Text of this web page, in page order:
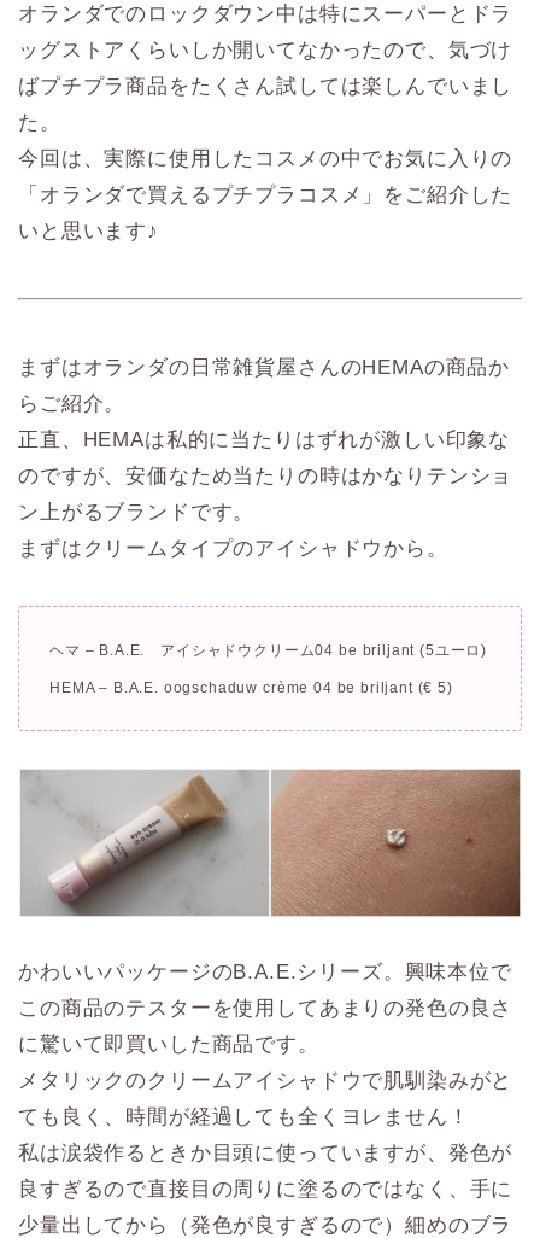
オランダでのロックダウン中は特にスーパーとドラ
ッグストアくらいしか開いてなかったので、気づけ
ばプチプラ商品をたくさん試しては楽しんでいまし
た。
今回は、実際に使用したコスメの中でお気に入りの
「オランダで買えるプチプラコスメ」をご紹介した
いと思います♪
まずはオランダの日常雑貨屋さんのHEMAの商品か
らご紹介。
正直、HEMAは私的に当たりはずれが激しい印象な
のですが、安価なため当たりの時はかなりテンショ
ン上がるブランドです。
まずはクリームタイプのアイシャドウから。
ヘマ – B.A.E. アイシャドウクリーム04 be briljant (5ユーロ)
HEMA – B.A.E. oogschaduw crème 04 be briljant (€ 5)
かわいいパッケージのB.A.E.シリーズ。興味本位で
この商品のテスターを使用してあまりの発色の良さ
に驚いて即買いした商品です。
メタリックのクリームアイシャドウで肌馴染みがと
ても良く、時間が経過しても全くヨレません！
私は涙袋作るときか目頭に使っていますが、発色が
良すぎるので直接目の周りに塗るのではなく、手に
少量出してから（発色が良すぎるので）細めのブラ